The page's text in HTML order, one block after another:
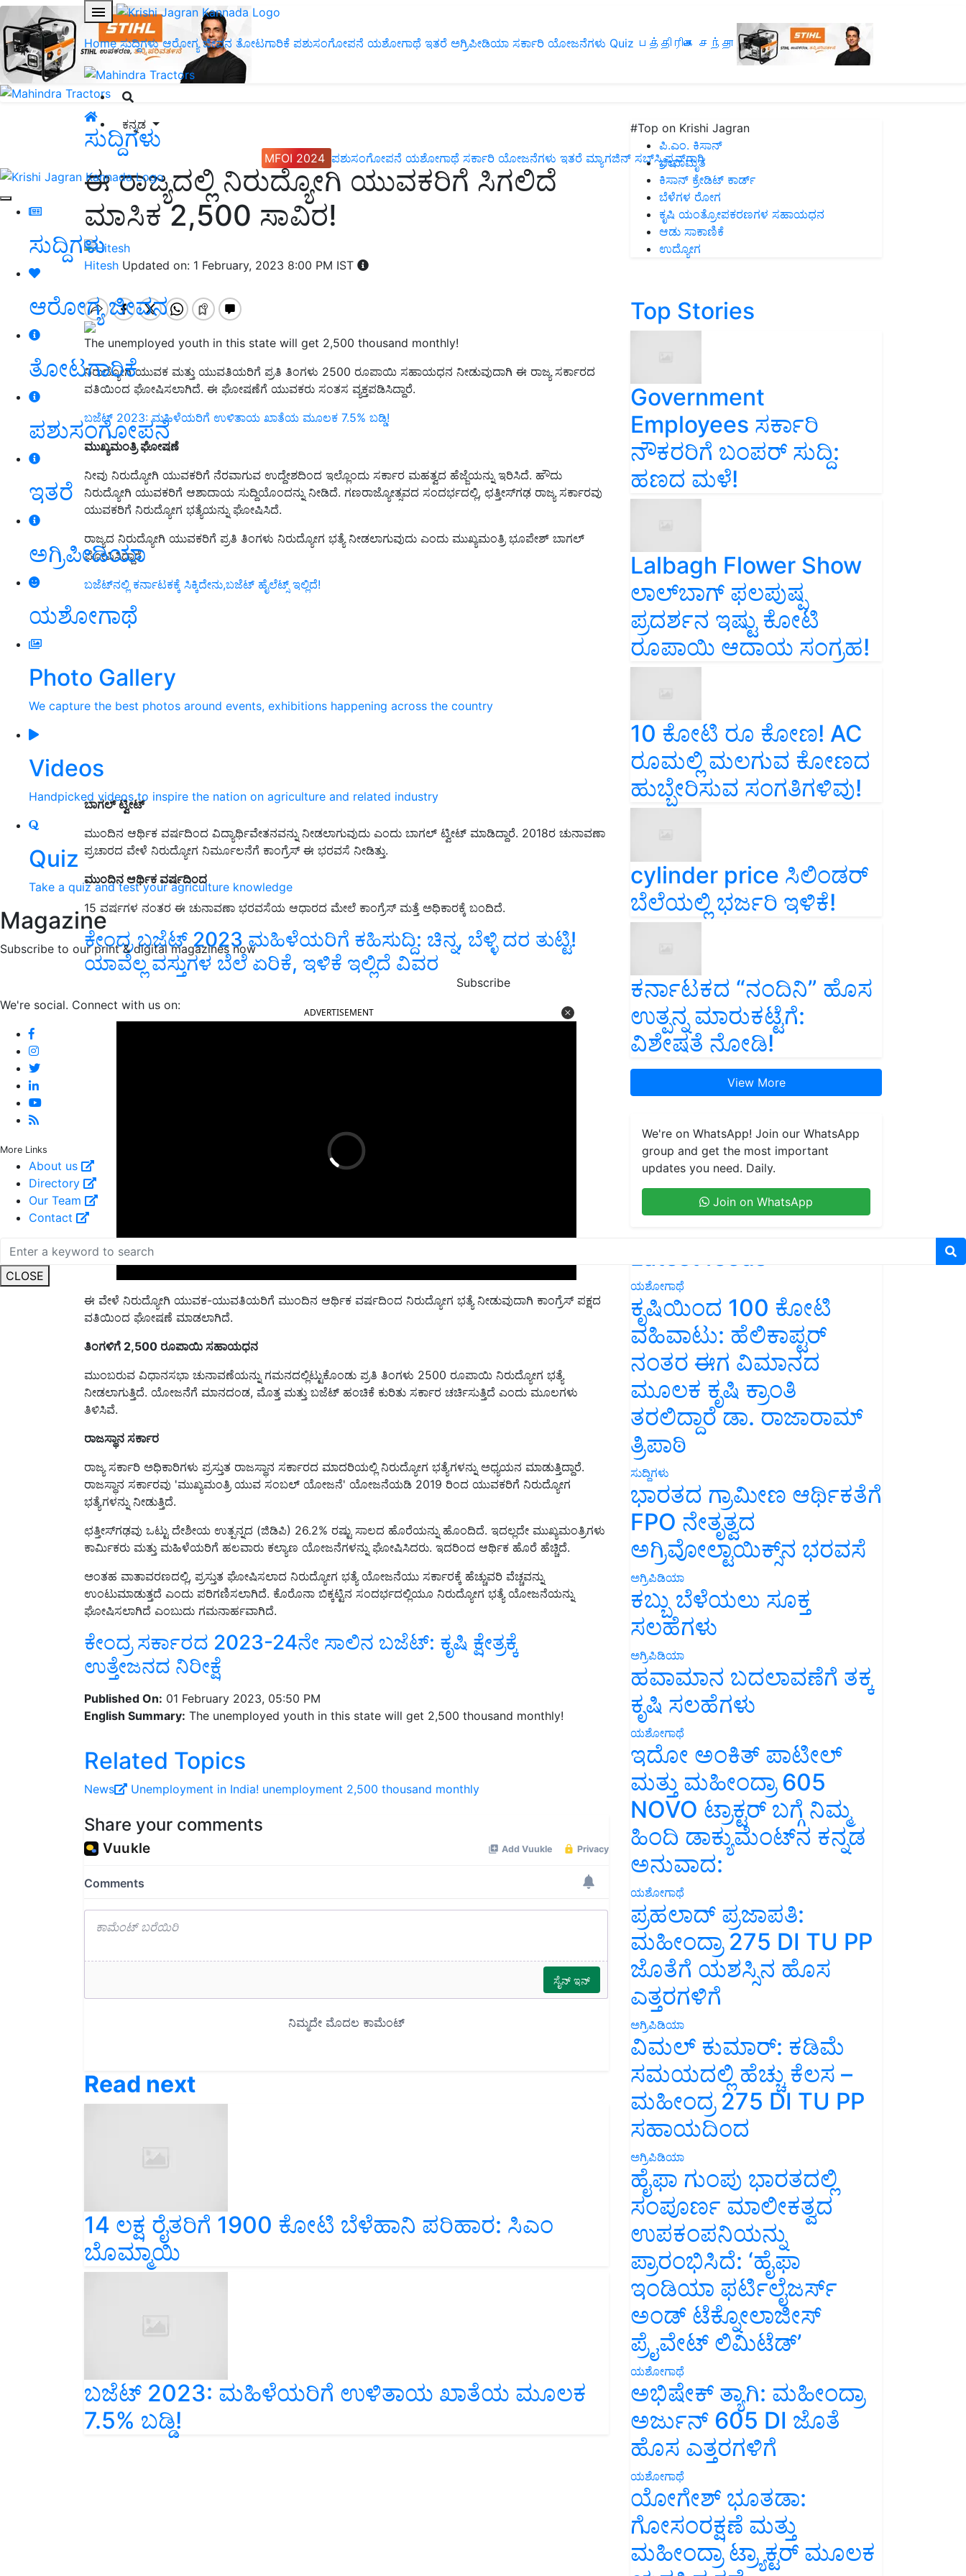
Home ಸುದ್ದಿಗಳು ಆರೋಗ್ಯ ಜೀವನ ತೋಟಗಾರಿಕೆ ಪಶುಸಂಗೋಪನೆ ಯಶೋಗಾಥೆ ಇತರೆ ಅಗ್ರಿಪೀಡಿಯಾ ಸರ್ಕಾರಿ ಯೋಜನೆಗಳು Quiz பத்திரிகை சந்தா
ಕನ್ನಡ
MFOI 2024 ಪಶುಸಂಗೋಪನೆ ಯಶೋಗಾಥೆ ಸರ್ಕಾರಿ ಯೋಜನೆಗಳು ಇತರೆ ಮ್ಯಾಗಜಿನ್‌ ಸಬ್‌ಸ್ಕ್ರಿಪ್ಷನ್‌ಗಾಗಿ
ಸುದ್ದಿಗಳು
ಆರೋಗ್ಯ ಜೀವನ
ತೋಟಗಾರಿಕೆ
ಪಶುಸಂಗೋಪನೆ
ಇತರೆ
ಅಗ್ರಿಪೀಡಿಯಾ
ಯಶೋಗಾಥೆ
Photo Gallery
We capture the best photos around events, exhibitions happening across the country
Videos
Handpicked videos to inspire the nation on agriculture and related industry
Quiz
Take a quiz and test your agriculture knowledge
Magazine
Subscribe to our print & digital magazines now
Subscribe
We're social. Connect with us on:
More Links
About us
Directory
Our Team
Contact
CLOSE
ಸುದ್ದಿಗಳು
ಈ ರಾಜ್ಯದಲ್ಲಿ ನಿರುದ್ಯೋಗಿ ಯುವಕರಿಗೆ ಸಿಗಲಿದೆ
ಮಾಸಿಕ 2,500 ಸಾವಿರ!
Hitesh Updated on: 1 February, 2023 8:00 PM IST
The unemployed youth in this state will get 2,500 thousand monthly!
ನಿರುದ್ಯೋಗಿ ಯುವಕ ಮತ್ತು ಯುವತಿಯರಿಗೆ ಪ್ರತಿ ತಿಂಗಳು 2500 ರೂಪಾಯಿ ಸಹಾಯಧನ ನೀಡುವುದಾಗಿ ಈ ರಾಜ್ಯ ಸರ್ಕಾರದ
ವತಿಯಿಂದ ಘೋಷಿಸಲಾಗಿದೆ. ಈ ಘೋಷಣೆಗೆ ಯುವಕರು ಸಂತಸ ವ್ಯಕ್ತಪಡಿಸಿದ್ದಾರೆ.
ಬಜೆಟ್ 2023: ಮಹಿಳೆಯರಿಗೆ ಉಳಿತಾಯ ಖಾತೆಯ ಮೂಲಕ 7.5% ಬಡ್ಡಿ!
ಮುಖ್ಯಮಂತ್ರಿ ಘೋಷಣೆ
ನೀವು ನಿರುದ್ಯೋಗಿ ಯುವಕರಿಗೆ ನೆರವಾಗುವ ಉದ್ದೇಶದಿಂದ ಇಲ್ಲೊಂದು ಸರ್ಕಾರ ಮಹತ್ವದ ಹೆಜ್ಜೆಯನ್ನು ಇರಿಸಿದೆ. ಹೌದು
ನಿರುದ್ಯೋಗಿ ಯುವಕರಿಗೆ ಆಶಾದಾಯ ಸುದ್ದಿಯೊಂದನ್ನು ನೀಡಿದೆ. ಗಣರಾಜ್ಯೋತ್ಸವದ ಸಂದರ್ಭದಲ್ಲಿ, ಛತ್ತೀಸ್‌ಗಢ ರಾಜ್ಯ ಸರ್ಕಾರವು
ಯುವಕರಿಗೆ ನಿರುದ್ಯೋಗ ಭತ್ಯೆಯನ್ನು ಘೋಷಿಸಿದೆ.
ರಾಜ್ಯದ ನಿರುದ್ಯೋಗಿ ಯುವಕರಿಗೆ ಪ್ರತಿ ತಿಂಗಳು ನಿರುದ್ಯೋಗ ಭತ್ಯೆ ನೀಡಲಾಗುವುದು ಎಂದು ಮುಖ್ಯಮಂತ್ರಿ ಭೂಪೇಶ್ ಬಾಗಲ್
ಘೋಷಿಸಿದ್ದಾರೆ.
ಬಜೆಟ್‌ನಲ್ಲಿ ಕರ್ನಾಟಕಕ್ಕೆ ಸಿಕ್ಕಿದೇನು,ಬಜೆಟ್‌ ಹೈಲೆಟ್ಸ್‌ ಇಲ್ಲಿದೆ!
ಬಾಗಲ್ ಟ್ವೀಟ್
ಮುಂದಿನ ಆರ್ಥಿಕ ವರ್ಷದಿಂದ ವಿದ್ಯಾರ್ಥಿವೇತನವನ್ನು ನೀಡಲಾಗುವುದು ಎಂದು ಬಾಗಲ್ ಟ್ವೀಟ್ ಮಾಡಿದ್ದಾರೆ. 2018ರ ಚುನಾವಣಾ
ಪ್ರಚಾರದ ವೇಳೆ ನಿರುದ್ಯೋಗ ನಿರ್ಮೂಲನೆಗೆ ಕಾಂಗ್ರೆಸ್ ಈ ಭರವಸೆ ನೀಡಿತ್ತು.
ಮುಂದಿನ ಆರ್ಥಿಕ ವರ್ಷದಿಂದ
15 ವರ್ಷಗಳ ನಂತರ ಈ ಚುನಾವಣಾ ಭರವಸೆಯ ಆಧಾರದ ಮೇಲೆ ಕಾಂಗ್ರೆಸ್ ಮತ್ತೆ ಅಧಿಕಾರಕ್ಕೆ ಬಂದಿದೆ.
ಕೇಂದ್ರ ಬಜೆಟ್‌ 2023 ಮಹಿಳೆಯರಿಗೆ ಕಹಿಸುದ್ದಿ: ಚಿನ್ನ, ಬೆಳ್ಳಿ ದರ ತುಟ್ಟಿ!
ಯಾವೆಲ್ಲ ವಸ್ತುಗಳ ಬೆಲೆ ಏರಿಕೆ, ಇಳಿಕೆ ಇಲ್ಲಿದೆ ವಿವರ
ಈ ವೇಳೆ ನಿರುದ್ಯೋಗಿ ಯುವಕ-ಯುವತಿಯರಿಗೆ ಮುಂದಿನ ಆರ್ಥಿಕ ವರ್ಷದಿಂದ ನಿರುದ್ಯೋಗ ಭತ್ಯೆ ನೀಡುವುದಾಗಿ ಕಾಂಗ್ರೆಸ್ ಪಕ್ಷದ
ವತಿಯಿಂದ ಘೋಷಣೆ ಮಾಡಲಾಗಿದೆ.
ನೀಡಲಾಗುತ್ತಿದೆ. ಯೋಜನೆಗೆ ಮಾನದಂಡ, ಮೊತ್ತ ಮತ್ತು ಬಜೆಟ್ ಹಂಚಿಕೆ ಕುರಿತು ಸರ್ಕಾರ ಚರ್ಚಿಸುತ್ತಿದೆ ಎಂದು ಮೂಲಗಳು
ತಿಳಿಸಿವೆ.
ರಾಜ್ಯ ಸರ್ಕಾರಿ ಅಧಿಕಾರಿಗಳು ಪ್ರಸ್ತುತ ರಾಜಸ್ಥಾನ ಸರ್ಕಾರದ ಮಾದರಿಯಲ್ಲಿ ನಿರುದ್ಯೋಗ ಭತ್ಯೆಗಳನ್ನು ಅಧ್ಯಯನ ಮಾಡುತ್ತಿದ್ದಾರೆ.
ರಾಜಸ್ಥಾನ ಸರ್ಕಾರವು 'ಮುಖ್ಯಮಂತ್ರಿ ಯುವ ಸಂಬಲ್ ಯೋಜನೆ' ಯೋಜನೆಯಡಿ 2019 ರಿಂದ ಯುವಕರಿಗೆ ನಿರುದ್ಯೋಗ
ಭತ್ಯೆಗಳನ್ನು ನೀಡುತ್ತಿದೆ.
ಛತ್ತೀಸ್‌ಗಢವು ಒಟ್ಟು ದೇಶೀಯ ಉತ್ಪನ್ನದ (ಜಿಡಿಪಿ) 26.2% ರಷ್ಟು ಸಾಲದ ಹೊರೆಯನ್ನು ಹೊಂದಿದೆ. ಇದಲ್ಲದೇ ಮುಖ್ಯಮಂತ್ರಿಗಳು
ಕಾರ್ಮಿಕರು ಮತ್ತು ಮಹಿಳೆಯರಿಗೆ ಹಲವಾರು ಕಲ್ಯಾಣ ಯೋಜನೆಗಳನ್ನು ಘೋಷಿಸಿದರು. ಇದರಿಂದ ಆರ್ಥಿಕ ಹೊರೆ ಹೆಚ್ಚಿದೆ.
ಅಂತಹ ವಾತಾವರಣದಲ್ಲಿ, ಪ್ರಸ್ತುತ ಘೋಷಿಸಲಾದ ನಿರುದ್ಯೋಗ ಭತ್ಯೆ ಯೋಜನೆಯು ಸರ್ಕಾರಕ್ಕೆ ಹೆಚ್ಚುವರಿ ವೆಚ್ಚವನ್ನು
ಉಂಟುಮಾಡುತ್ತದೆ ಎಂದು ಪರಿಗಣಿಸಲಾಗಿದೆ. ಕೊರೊನಾ ಬಿಕ್ಕಟ್ಟಿನ ಸಂದರ್ಭದಲ್ಲಿಯೂ ನಿರುದ್ಯೋಗ ಭತ್ಯೆ ಯೋಜನೆಯನ್ನು
ಘೋಷಿಸಲಾಗಿದೆ ಎಂಬುದು ಗಮನಾರ್ಹವಾಗಿದೆ.
ಕೇಂದ್ರ ಸರ್ಕಾರದ 2023-24ನೇ ಸಾಲಿನ ಬಜೆಟ್‌: ಕೃಷಿ ಕ್ಷೇತ್ರಕ್ಕೆ
ಉತ್ತೇಜನದ ನಿರೀಕ್ಷೆ
Published On:
01 February 2023, 05:50 PM
English Summary:The unemployed youth in this state will get 2,500 thousand monthly!
Related Topics
News Unemployment in India!
14 ಲಕ್ಷ ರೈತರಿಗೆ 1900 ಕೋಟಿ ಬೆಳೆಹಾನಿ ಪರಿಹಾರ: ಸಿಎಂ
ಬೊಮ್ಮಾಯಿ
ಬಜೆಟ್ 2023: ಮಹಿಳೆಯರಿಗೆ ಉಳಿತಾಯ ಖಾತೆಯ ಮೂಲಕ
7.5% ಬಡ್ಡಿ!
#Top on Krishi Jagran
ಪಿ.ಎಂ. ಕಿಸಾನ್
ಜೀವಾಮೃತ
ಕಿಸಾನ್ ಕ್ರೇಡಿಟ್ ಕಾರ್ಡ್
ಬೆಳೆಗಳ ರೋಗ
ಕೃಷಿ ಯಂತ್ರೋಪಕರಣಗಳ ಸಹಾಯಧನ
ಆಡು ಸಾಕಾಣಿಕೆ
ಉದ್ಯೋಗ
Top Stories
Government
Employees ಸರ್ಕಾರಿ
ನೌಕರರಿಗೆ ಬಂಪರ್‌ ಸುದ್ದಿ:
ಹಣದ ಮಳೆ!
Lalbagh Flower Show
ಲಾಲ್‌ಬಾಗ್ ಫಲಪುಷ್ಪ
ಪ್ರದರ್ಶನ ಇಷ್ಟು ಕೋಟಿ
ರೂಪಾಯಿ ಆದಾಯ ಸಂಗ್ರಹ!
10 ಕೋಟಿ ರೂ ಕೋಣ! AC
ರೂಮಲ್ಲಿ ಮಲಗುವ ಕೋಣದ
ಹುಬ್ಬೇರಿಸುವ ಸಂಗತಿಗಳಿವು!
cylinder price ಸಿಲಿಂಡರ್‌
ಬೆಲೆಯಲ್ಲಿ ಭರ್ಜರಿ ಇಳಿಕೆ!
ಕರ್ನಾಟಕದ “ನಂದಿನಿ” ಹೊಸ
ಉತ್ಪನ್ನ ಮಾರುಕಟ್ಟೆಗೆ:
ವಿಶೇಷತೆ ನೋಡಿ!
View More
We're on WhatsApp! Join our WhatsApp
group and get the most important
updates you need. Daily.
Join on WhatsApp
Latest feeds
ಯಶೋಗಾಥೆ
ಕೃಷಿಯಿಂದ 100 ಕೋಟಿ
ವಹಿವಾಟು: ಹೆಲಿಕಾಪ್ಟರ್
ನಂತರ ಈಗ ವಿಮಾನದ
ಮೂಲಕ ಕೃಷಿ ಕ್ರಾಂತಿ
ತರಲಿದ್ದಾರೆ ಡಾ. ರಾಜಾರಾಮ್
ತ್ರಿಪಾಠಿ
ಸುದ್ದಿಗಳು
ಭಾರತದ ಗ್ರಾಮೀಣ ಆರ್ಥಿಕತೆಗೆ
FPO ನೇತೃತ್ವದ
ಅಗ್ರಿವೋಲ್ಟಾಯಿಕ್ಸ್‌ನ ಭರವಸೆ
ಅಗ್ರಿಪಿಡಿಯಾ
ಕಬ್ಬು ಬೆಳೆಯಲು ಸೂಕ್ತ
ಸಲಹೆಗಳು
ಅಗ್ರಿಪಿಡಿಯಾ
ಹವಾಮಾನ ಬದಲಾವಣೆಗೆ ತಕ್ಕ
ಕೃಷಿ ಸಲಹೆಗಳು
ಯಶೋಗಾಥೆ
ಇದೋ ಅಂಕಿತ್ ಪಾಟೀಲ್
ಮತ್ತು ಮಹೀಂದ್ರಾ 605
NOVO ಟ್ರಾಕ್ಟರ್ ಬಗ್ಗೆ ನಿಮ್ಮ
ಹಿಂದಿ ಡಾಕ್ಯುಮೆಂಟ್‌ನ ಕನ್ನಡ
ಅನುವಾದ:
ಯಶೋಗಾಥೆ
ಪ್ರಹಲಾದ್ ಪ್ರಜಾಪತಿ:
ಮಹೀಂದ್ರಾ 275 DI TU PP
ಜೊತೆಗೆ ಯಶಸ್ಸಿನ ಹೊಸ
ಎತ್ತರಗಳಿಗೆ
ಅಗ್ರಿಪಿಡಿಯಾ
ವಿಮಲ್ ಕುಮಾರ್: ಕಡಿಮೆ
ಸಮಯದಲ್ಲಿ ಹೆಚ್ಚು ಕೆಲಸ –
ಮಹೀಂದ್ರ 275 DI TU PP
ಸಹಾಯದಿಂದ
ಅಗ್ರಿಪಿಡಿಯಾ
ಹೈಫಾ ಗುಂಪು ಭಾರತದಲ್ಲಿ
ಸಂಪೂರ್ಣ ಮಾಲೀಕತ್ವದ
ಉಪಕಂಪನಿಯನ್ನು
ಪ್ರಾರಂಭಿಸಿದೆ: ‘ಹೈಫಾ
ಇಂಡಿಯಾ ಫರ್ಟಿಲೈಜರ್ಸ್
ಅಂಡ್ ಟೆಕ್ನೋಲಾಜೀಸ್
ಪ್ರೈವೇಟ್ ಲಿಮಿಟೆಡ್’
ಯಶೋಗಾಥೆ
ಅಭಿಷೇಕ್ ತ್ಯಾಗಿ: ಮಹೀಂದ್ರಾ
ಅರ್ಜುನ್ 605 DI ಜೊತೆ
ಹೊಸ ಎತ್ತರಗಳಿಗೆ
ಯಶೋಗಾಥೆ
ಯೋಗೇಶ್ ಭೂತಡಾ:
ಗೋಸಂರಕ್ಷಣೆ ಮತ್ತು
ಮಹೀಂದ್ರಾ ಟ್ರ್ಯಾಕ್ಟರ್ ಮೂಲಕ